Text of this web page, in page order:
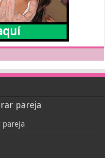
pareja
pareja